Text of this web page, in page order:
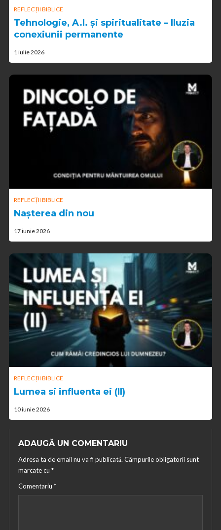
REFLECȚII BIBLICE
Tehnologie, A.I. și spiritualitate – Iluzia
conexiunii permanente
1 iulie 2026
REFLECȚII BIBLICE
Nașterea din nou
17 iunie 2026
REFLECȚII BIBLICE
Lumea si influenta ei (II)
10 iunie 2026
ADAUGĂ UN COMENTARIU
Adresa ta de email nu va fi publicată. Câmpurile obligatorii sunt
marcate cu *
Comentariu *